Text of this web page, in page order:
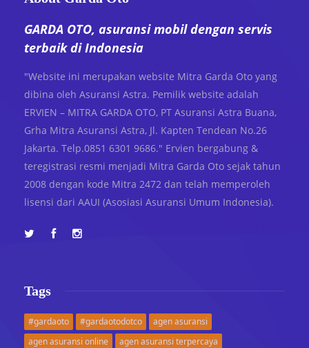
GARDA OTO, asuransi mobil dengan servis
terbaik di Indonesia
"Website ini merupakan website Mitra Garda Oto yang
dibina oleh Asuransi Astra. Pemilik website adalah
ERVIEN – MITRA GARDA OTO, PT Asuransi Astra Buana,
Grha Mitra Asuransi Astra, Jl. Kapten Tendean No.26
Jakarta. Telp.0851 6301 9686." Ervien bergabung &
teregistrasi resmi menjadi Mitra Garda Oto sejak tahun
2008 dengan kode Mitra 2472 dan telah memperoleh
lisensi dari AAUI (Asosiasi Asuransi Umum Indonesia).
Tags
#gardaoto #gardaotodotco
agen asuransi
agen asuransi online
agen asuransi terpercaya